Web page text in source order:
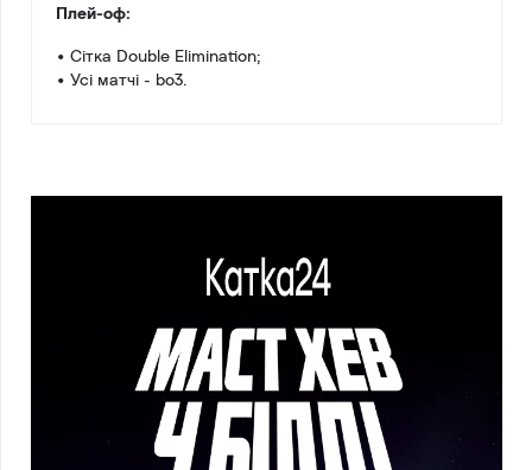
Плей-оф:
• Сітка Double Elimination;
• Усі матчі - bo3.